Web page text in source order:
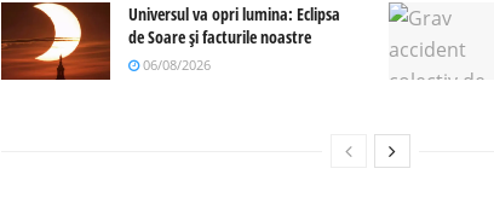
Universul va opri lumina: Eclipsa
de Soare și facturile noastre
06/08/2026